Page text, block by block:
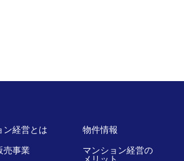
ン経営とは
売事業
物件情報
マンション経営の
メリット